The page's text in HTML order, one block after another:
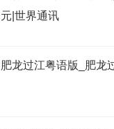
元|世界通讯
肥龙过江粤语版_肥龙